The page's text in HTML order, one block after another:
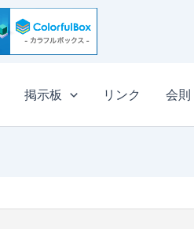
掲示板 リンク 会則